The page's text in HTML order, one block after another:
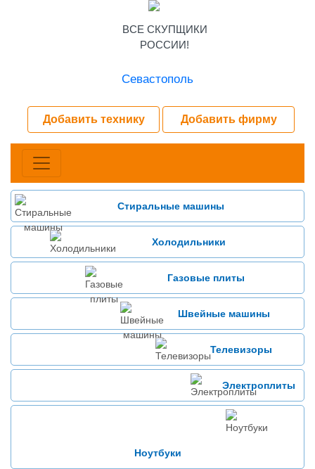
ВСЕ СКУПЩИКИ
РОССИИ!
Севастополь
Добавить технику Добавить фирму
Стиральные машины
Холодильники
Газовые плиты
Швейные машины
Телевизоры
Электроплиты
Ноутбуки